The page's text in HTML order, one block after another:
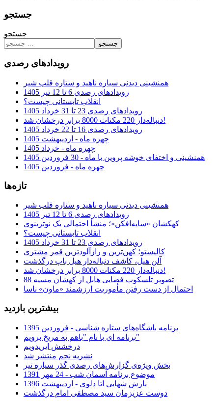
جستجو
جستجو
جستجو
رویدادهای رصدی
همنشینی دیدنی سیاره ناهید و ستاره قلب شیر
رویدادهای رصدی 6 تا 12 تیر 1405
انقلاب تابستانی چیست؟
رویدادهای رصدی 23 تا 31 خرداد 1405
دنباله‌دار 220 مکنات 8000 برابر درخشان شد!
رویدادهای رصدی 16 تا 22 خرداد 1405
چهره ماه - اردیبهشت 1405
چهره ماه - خرداد 1405
همنشینی و اختفای خوشه پروین با ماه - 30 فروردین 1405
چهره ماه - فروردین 1405
تازه‌ها
همنشینی دیدنی سیاره ناهید و ستاره قلب شیر
رویدادهای رصدی 6 تا 12 تیر 1405
کهکشان «سایه‌افکن»؛ منشأ احتمالی یک نوترینوی
انقلاب تابستانی چیست؟
رویدادهای رصدی 23 تا 31 خرداد 1405
کالیستو؛ کهن‌ترین و رازآلودترین قمر مشتری
آلن هیل، کاشف دنباله‌دار هیل باپ درگذشت
دنباله‌دار 220 مکنات 8000 برابر درخشان شد!
تصویر تلسکوپ فضایی هابل از کهشان مسیه 88
احتمال از دست رفتن مأموریت ارزشمند «ماون» ناسا
بیشترین بازدید
برنامه باشگاه‌های ستاره شناسی - فروردین 1395
برنامه ای با نام "باهم به مریخ برویم"
درخشش ایریدویم
نشریه نجم منتشر شد
بخش ویژه‌ی گزارش‌های رصدی گذر سیاره تیر
موضوع برنامه آسمان شب - 24 مهر 1391
بارش شهابی اتا دلوی - اردیبهشت 1396
دوست عزیزمان سید مصطفی امام درگذشت